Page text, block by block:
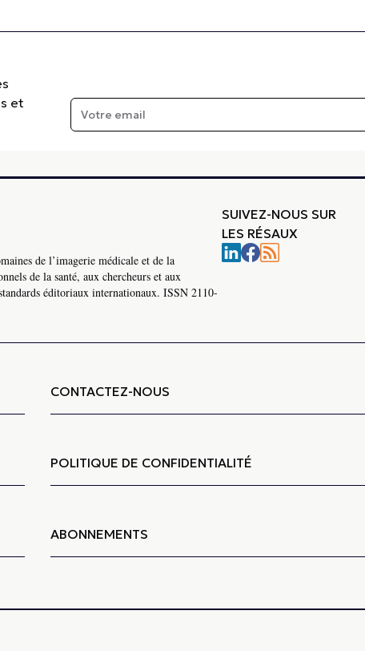
et
de l’imagerie médicale et de la
de la santé, aux chercheurs et aux
éditoriaux internationaux. ISSN 2110-
SUIVEZ-NOUS SUR
LES RÉSAUX
CONTACTEZ-NOUS
POLITIQUE DE CONFIDENTIALITÉ
ABONNEMENTS